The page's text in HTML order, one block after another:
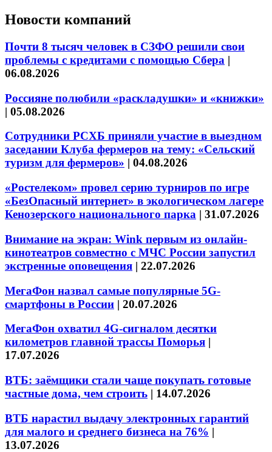
Новости компаний
Почти 8 тысяч человек в СЗФО решили свои
проблемы с кредитами с помощью Сбера |
06.08.2026
Россияне полюбили «раскладушки» и «книжки»
| 05.08.2026
Сотрудники РСХБ приняли участие в выездном
заседании Клуба фермеров на тему: «Сельский
туризм для фермеров» | 04.08.2026
«Ростелеком» провел серию турниров по игре
«БезОпасный интернет» в экологическом лагере
Кенозерского национального парка | 31.07.2026
Внимание на экран: Wink первым из онлайн-
кинотеатров совместно с МЧС России запустил
экстренные оповещения | 22.07.2026
МегаФон назвал самые популярные 5G-
смартфоны в России | 20.07.2026
МегаФон охватил 4G-сигналом десятки
километров главной трассы Поморья |
17.07.2026
ВТБ: заёмщики стали чаще покупать готовые
частные дома, чем строить | 14.07.2026
ВТБ нарастил выдачу электронных гарантий
для малого и среднего бизнеса на 76% |
13.07.2026